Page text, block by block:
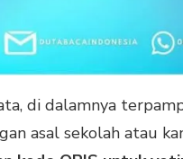
di dalamnya
asal sekolah atau